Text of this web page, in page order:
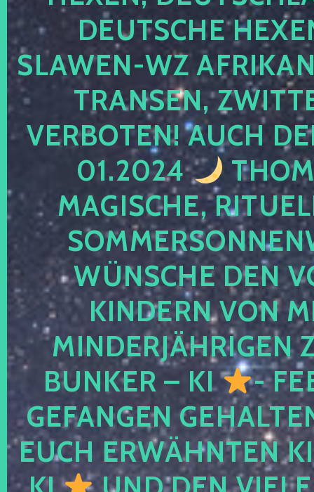
DEUTSCHE
SLAWEN-WZ
TRANSEN,
VERBOTEN! AUCH
01.2024
MAGISCHE,
WÜNSCHE DEN
KINDERN VON
MINDERJÄHRIGEN
BUNKER – KI
-
GEFANGEN
EUCH ERWÄHNTEN